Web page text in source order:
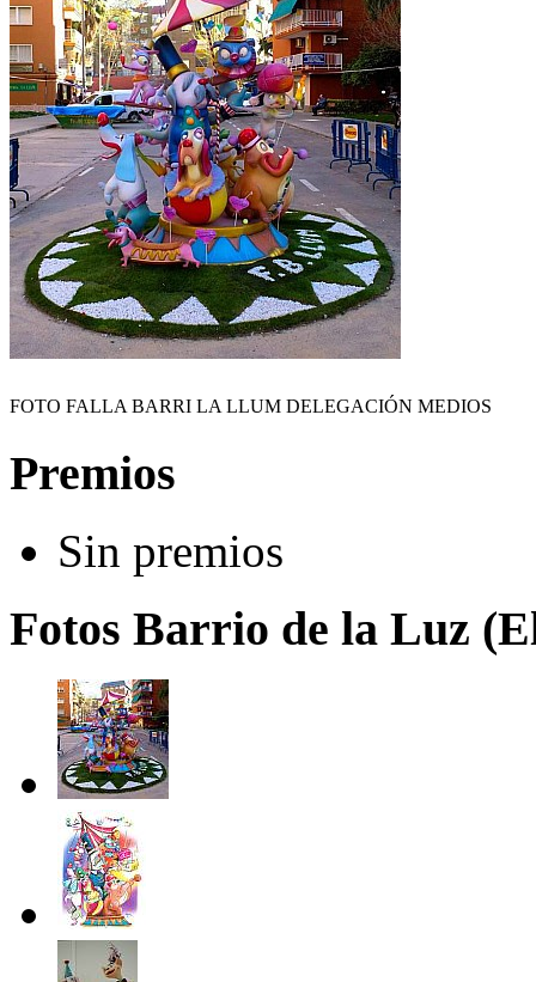
FOTO FALLA BARRI LA LLUM DELEGACIÓN MEDIOS
Premios
Sin premios
Fotos Barrio de la Luz